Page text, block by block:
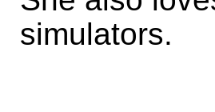
simulators.